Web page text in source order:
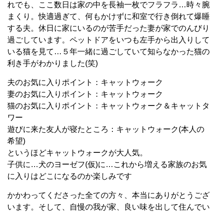
れでも、ここ数日は家の中を長袖一枚でフラフラ…時々腕
まくり。快適過ぎて、何もかけずに和室で行き倒れて爆睡
する夫。休日に家にいるのが苦手だった妻が家でのんびり
過ごしています。ペットドアをいつも左手から出入りして
いる猫を見て…５年一緒に過ごしていて知らなかった猫の
利き手がわかりました(笑)
夫のお気に入りポイント：キャットウォーク
妻のお気に入りポイント：キャットウォーク
猫のお気に入りポイント：キャットウォーク＆キャットタ
ワー
遊びに来た友人が寝たところ：キャットウォーク(本人の
希望)
というほどキャットウォークが大人気。
子供に…犬のヨーゼフ(仮)に…これから増える家族のお気
に入りはどこになるのか楽しみです
かかわってくださった全ての方々、本当にありがとうござ
います。そして、自慢の我が家、良い味を出して住んでい